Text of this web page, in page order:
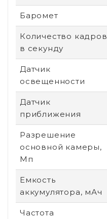
Баромет
Количество кадров
в секунду
Датчик
освещенности
Датчик
приближения
Разрешение
основной камеры,
Мп
Емкость
аккумулятора, мАч
Частота